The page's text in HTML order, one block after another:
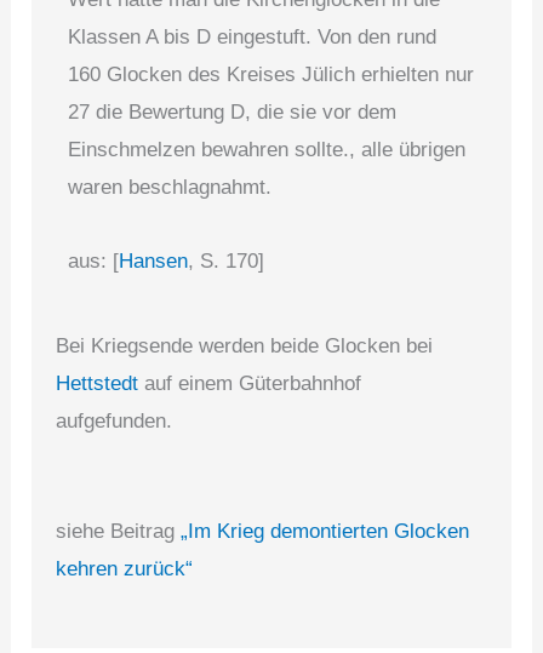
Klassen A bis D eingestuft. Von den rund
160 Glocken des Kreises Jülich erhielten nur
27 die Bewertung D, die sie vor dem
Einschmelzen bewahren sollte., alle übrigen
waren beschlagnahmt.
aus: [Hansen, S. 170]
Bei Kriegsende werden beide Glocken bei
Hettstedt auf einem Güterbahnhof
aufgefunden.
siehe Beitrag„Im Krieg demontierten Glocken
kehren zurück“